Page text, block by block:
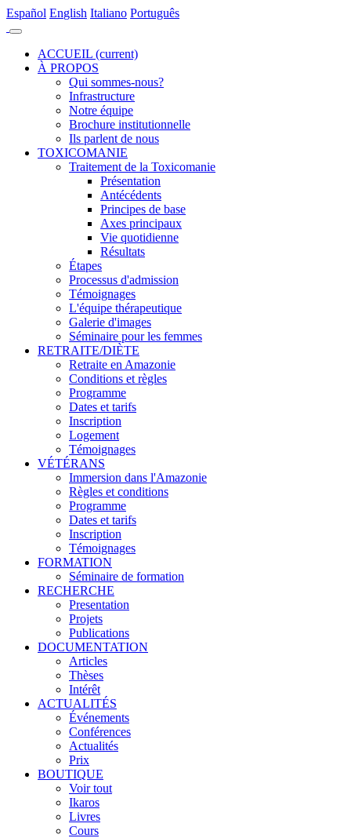
Español English Italiano Português
ACCUEIL (current)
À PROPOS
Qui sommes-nous?
Infrastructure
Notre équipe
Brochure institutionnelle
Ils parlent de nous
TOXICOMANIE
Traitement de la Toxicomanie
Présentation
Antécédents
Principes de base
Axes principaux
Vie quotidienne
Résultats
Étapes
Processus d'admission
Témoignages
L'équipe thérapeutique
Galerie d'images
Séminaire pour les femmes
RETRAITE/DIÈTE
Retraite en Amazonie
Conditions et règles
Programme
Dates et tarifs
Inscription
Logement
Témoignages
VÉTÉRANS
Immersion dans l'Amazonie
Règles et conditions
Programme
Dates et tarifs
Inscription
Témoignages
FORMATION
Séminaire de formation
RECHERCHE
Presentation
Projets
Publications
DOCUMENTATION
Articles
Thèses
Intérêt
ACTUALITÉS
Événements
Conférences
Actualités
Prix
BOUTIQUE
Voir tout
Ikaros
Livres
Cours